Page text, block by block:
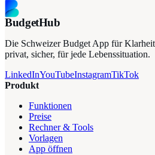
BudgetHub
Die Schweizer Budget App für
privat, sicher, für jede Lebenssituation.
LinkedInYouTubeInstagramTikTok
Produkt
Funktionen
Preise
Rechner & Tools
Vorlagen
App öffnen